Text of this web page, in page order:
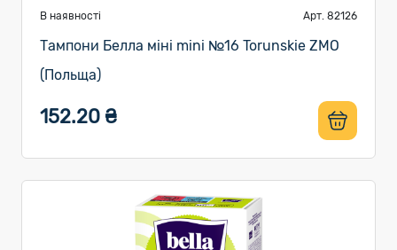
В наявності Арт. 82126
Тампони Белла міні mini №16 Torunskie ZMO
(Польща)
152.20 ₴